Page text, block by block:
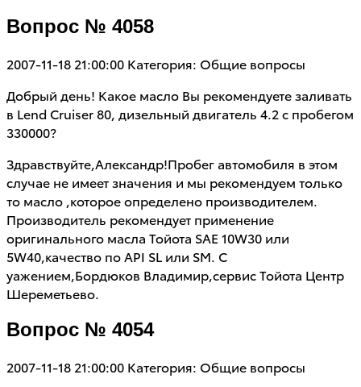
Вопрос № 4058
2007-11-18 21:00:00 Категория: Общие вопросы
Добрый день! Какое масло Вы рекомендуете заливать
в Lend Cruiser 80, дизельный двигатель 4.2 с пробегом
330000?
Здравствуйте,Александр!Пробег автомобиля в этом
случае не имеет значения и мы рекомендуем только
то масло ,которое определено производителем.
Производитель рекомендует применение
оригинального масла Тойота SAE 10W30 или
5W40,качество по API SL или SM. C
уажением,Бордюков Владимир,сервис Тойота Центр
Шереметьево.
Вопрос № 4054
2007-11-18 21:00:00 Категория: Общие вопросы